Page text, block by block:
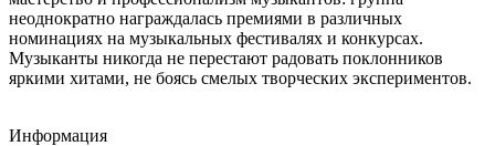
неоднократно награждалась премиями в различных
номинациях на музыкальных фестивалях и конкурсах.
Музыканты никогда не перестают радовать поклонников
яркими хитами, не боясь смелых творческих экспериментов.
Информация